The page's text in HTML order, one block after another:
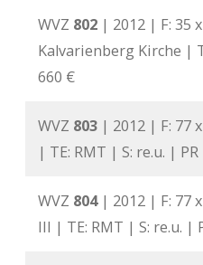
WVZ 802 | 2012 | F: 35
Kalvarienberg Kirche |
660 €
WVZ 803 | 2012 | F: 77
| TE: RMT | S: re.u. | PR
WVZ 804 | 2012 | F: 77
III | TE: RMT | S: re.u. |